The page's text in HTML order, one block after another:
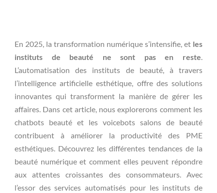
En 2025, la transformation numérique s’intensifie, et les
instituts de beauté ne sont pas en reste.
L’automatisation des instituts de beauté, à travers
l’intelligence artificielle esthétique, offre des solutions
innovantes qui transforment la manière de gérer les
affaires. Dans cet article, nous explorerons comment les
chatbots beauté et les voicebots salons de beauté
contribuent à améliorer la productivité des PME
esthétiques. Découvrez les différentes tendances de la
beauté numérique et comment elles peuvent répondre
aux attentes croissantes des consommateurs. Avec
l’essor des services automatisés pour les instituts de